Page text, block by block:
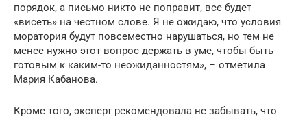
порядок, а письмо никто не поправит, все будет
«висеть» на честном слове. Я не ожидаю, что условия
моратория будут повсеместно нарушаться, но тем не
менее нужно этот вопрос держать в уме, чтобы быть
готовым к каким-то неожиданностям», – отметила
Мария Кабанова.
Кроме того, эксперт рекомендовала не забывать, что